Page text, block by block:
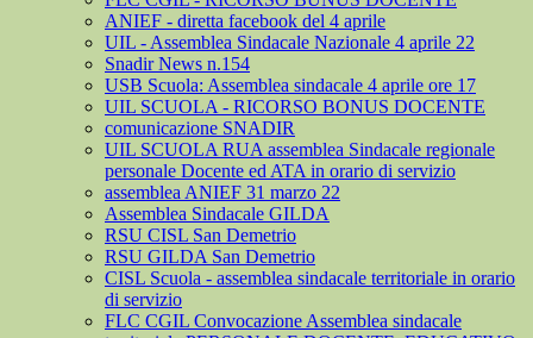
ANIEF - diretta facebook del 4 aprile
UIL - Assemblea Sindacale Nazionale 4 aprile 22
Snadir News n.154
USB Scuola: Assemblea sindacale 4 aprile ore 17
UIL SCUOLA - RICORSO BONUS DOCENTE
comunicazione SNADIR
UIL SCUOLA RUA assemblea Sindacale regionale
personale Docente ed ATA in orario di servizio
assemblea ANIEF 31 marzo 22
Assemblea Sindacale GILDA
RSU CISL San Demetrio
RSU GILDA San Demetrio
CISL Scuola - assemblea sindacale territoriale in orario
di servizio
FLC CGIL Convocazione Assemblea sindacale